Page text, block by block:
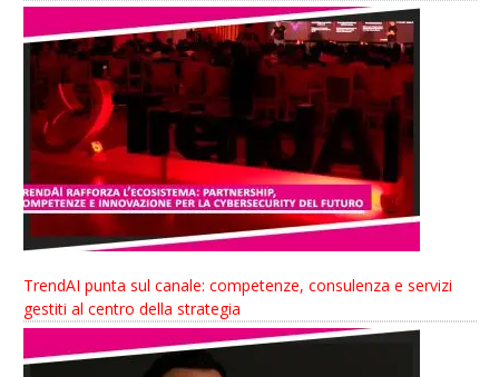
TrendAI punta sul canale: competenze, consulenza e servizi
gestiti al centro della strategia